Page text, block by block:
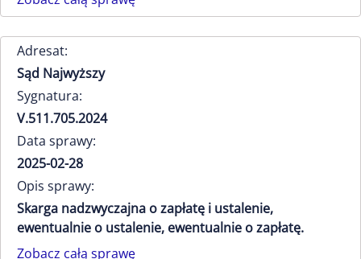
Adresat:
Sąd Najwyższy
Sygnatura:
V.511.705.2024
Data sprawy:
2025-02-28
Opis sprawy:
Skarga nadzwyczajna o zapłatę i ustalenie,
ewentualnie o ustalenie, ewentualnie o zapłatę.
Zobacz całą sprawę